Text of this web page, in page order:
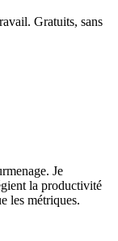
Gratuits, sans
Je
la productivité
les métriques.